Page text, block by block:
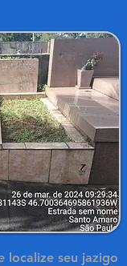
localize seu jazigo